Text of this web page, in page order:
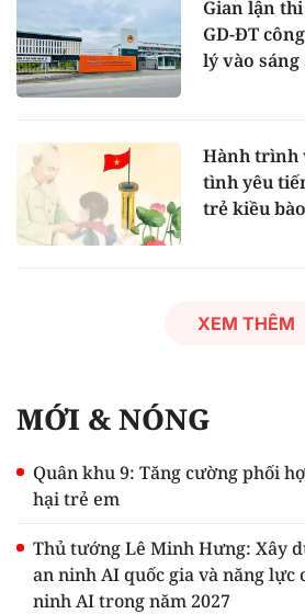
Gian lận
GD-ĐT
lý vào sáng
Hành trình
tình yêu
trẻ kiều bào
XEM THÊM
MỚI & NÓNG
Quân khu 9: Tăng cường phối
hại trẻ em
Thủ tướng Lê Minh Hưng: Xây
an ninh AI quốc gia và năng lực
ninh AI trong năm 2027